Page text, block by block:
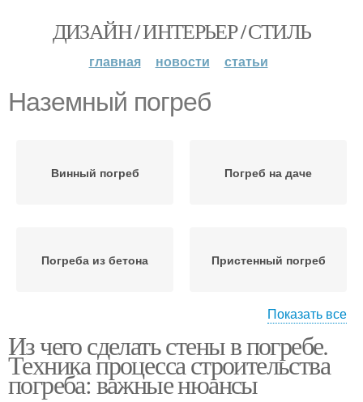
ДИЗАЙН / ИНТЕРЬЕР / СТИЛЬ
главная новости статьи
Наземный погреб
Винный погреб Погреб на даче
Погреба из бетона Пристенный погреб
Погреба на участке Пластиковые погреба
Показать все
Из чего сделать стены в погребе.
Техника процесса строительства
погреба: важные нюансы